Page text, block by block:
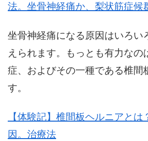
法。坐骨神経痛か、梨状筋症候
坐骨神経痛になる原因はいろい
えられます。もっとも有力なの
症、およびその一種である椎間
す。
【体験記】椎間板ヘルニアと
因。治療法